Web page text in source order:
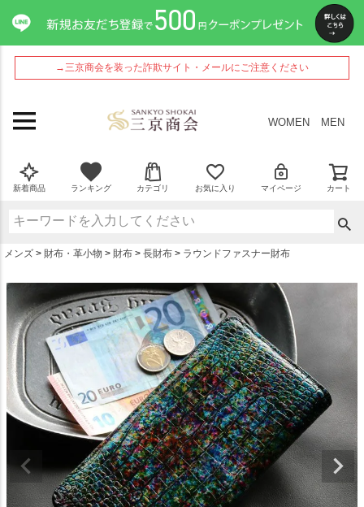
→三京商会を装った詐欺サイト・メールにご注意ください
WOMEN MEN
新着商品 ランキング カテゴリ お気に入り マイページ カート
メンズ 財布・革小物 財布 長財布 ラウンドファスナー財布
ペー
ジト
ップ
へ